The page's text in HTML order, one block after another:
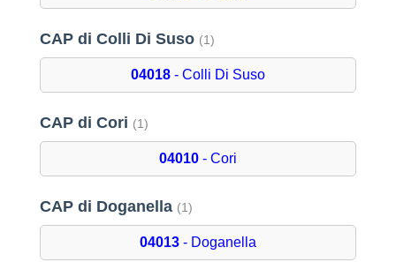
CAP di Colli Di Suso (1)
04018- Colli Di Suso
CAP di Cori (1)
04010- Cori
CAP di Doganella (1)
04013- Doganella